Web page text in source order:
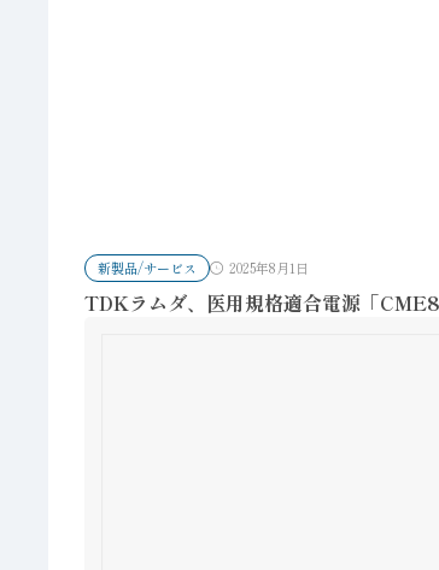
新製品/サービス 2025年8月1日
TDKラムダ、医用規格適合電源「